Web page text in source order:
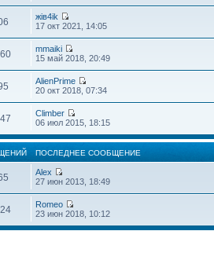
жiв4ik
17 окт 2021, 14:05
mmaiki
15 май 2018, 20:49
AlienPrime
20 окт 2018, 07:34
Climber
06 июл 2015, 18:15
ПОСЛЕДНЕЕ СООБЩЕНИЕ
Alex
27 июн 2013, 18:49
Romeo
23 июн 2018, 10:12